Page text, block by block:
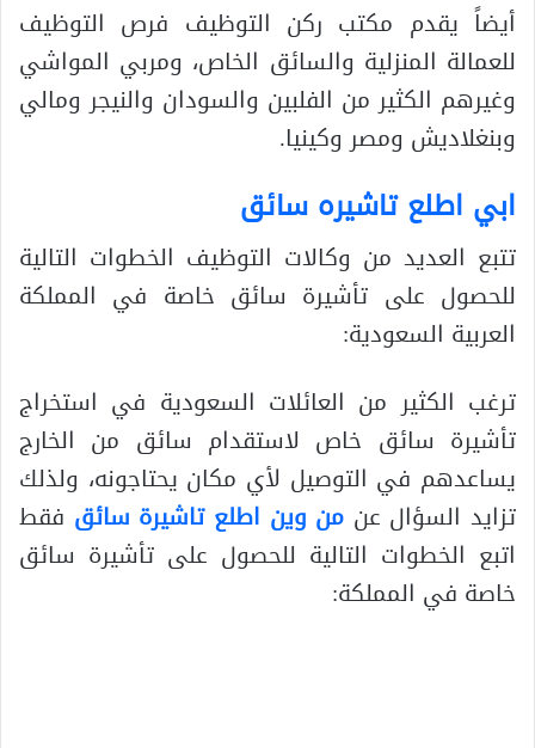
أيضاً يقدم مكتب ركن التوظيف فرص التوظيف
للعمالة المنزلية والسائق الخاص، ومربي المواشي
وغيرهم الكثير من الفلبين والسودان والنيجر ومالي
وبنغلاديش ومصر وكينيا.
ابي اطلع تاشيره سائق
تتبع العديد من وكالات التوظيف الخطوات التالية
للحصول على تأشيرة سائق خاصة في المملكة
العربية السعودية:
ترغب الكثير من العائلات السعودية في استخراج
تأشيرة سائق خاص لاستقدام سائق من الخارج
يساعدهم في التوصيل لأي مكان يحتاجونه، ولذلك
تزايد السؤال عن من وين اطلع تاشيرة سائق فقط
اتبع الخطوات التالية للحصول على تأشيرة سائق
خاصة في المملكة: